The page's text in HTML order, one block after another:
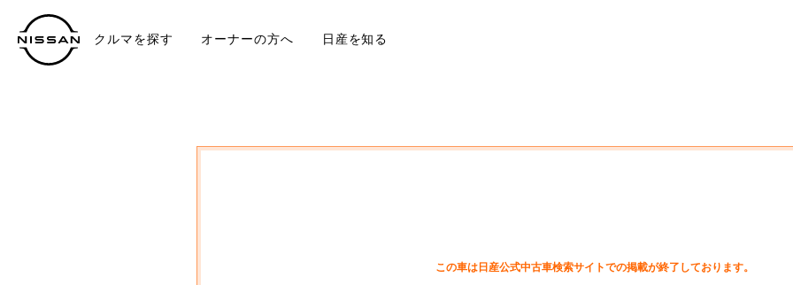
クルマを探す オーナーの方へ 日産を知る
この車は日産公式中古車検索サイトでの掲載が終了しております。